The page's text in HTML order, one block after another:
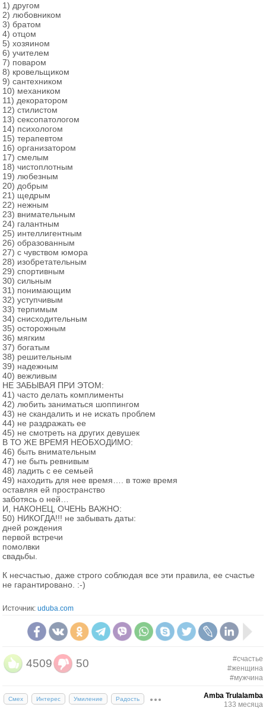
1) другом
2) любовником
3) братом
4) отцом
5) хозяином
6) учителем
7) поваром
8) кровельщиком
9) сантехником
10) механиком
11) декоратором
12) стилистом
13) сексопатологом
14) психологом
15) терапевтом
16) организатором
17) смелым
18) чистоплотным
19) любезным
20) добрым
21) щедрым
22) нежным
23) внимательным
24) галантным
25) интеллигентным
26) образованным
27) с чувством юмора
28) изобретательным
29) спортивным
30) сильным
31) понимающим
32) уступчивым
33) терпимым
34) снисходительным
35) осторожным
36) мягким
37) богатым
38) решительным
39) надежным
40) вежливым
НЕ ЗАБЫВАЯ ПРИ ЭТОМ:
41) часто делать комплименты
42) любить заниматься шоппингом
43) не скандалить и не искать проблем
44) не раздражать ее
45) не смотреть на других девушек
В ТО ЖЕ ВРЕМЯ НЕОБХОДИМО:
46) быть внимательным
47) не быть ревнивым
48) ладить с ее семьей
49) находить для нее время…. в тоже время
оставляя ей пространство
заботясь о ней…
И, НАКОНЕЦ, ОЧЕНЬ ВАЖНО:
50) НИКОГДА!!! не забывать даты:
дней рождения
первой встречи
помолвки
свадьбы.
К несчастью, даже строго соблюдая все эти правила, ее счастье
не гарантировано. :-)
Источник: uduba.com
4509 50
#счастье
#женщина
#мужчина
Смех Интерес Умиление Радость
Amba Trulalamba
133 месяца